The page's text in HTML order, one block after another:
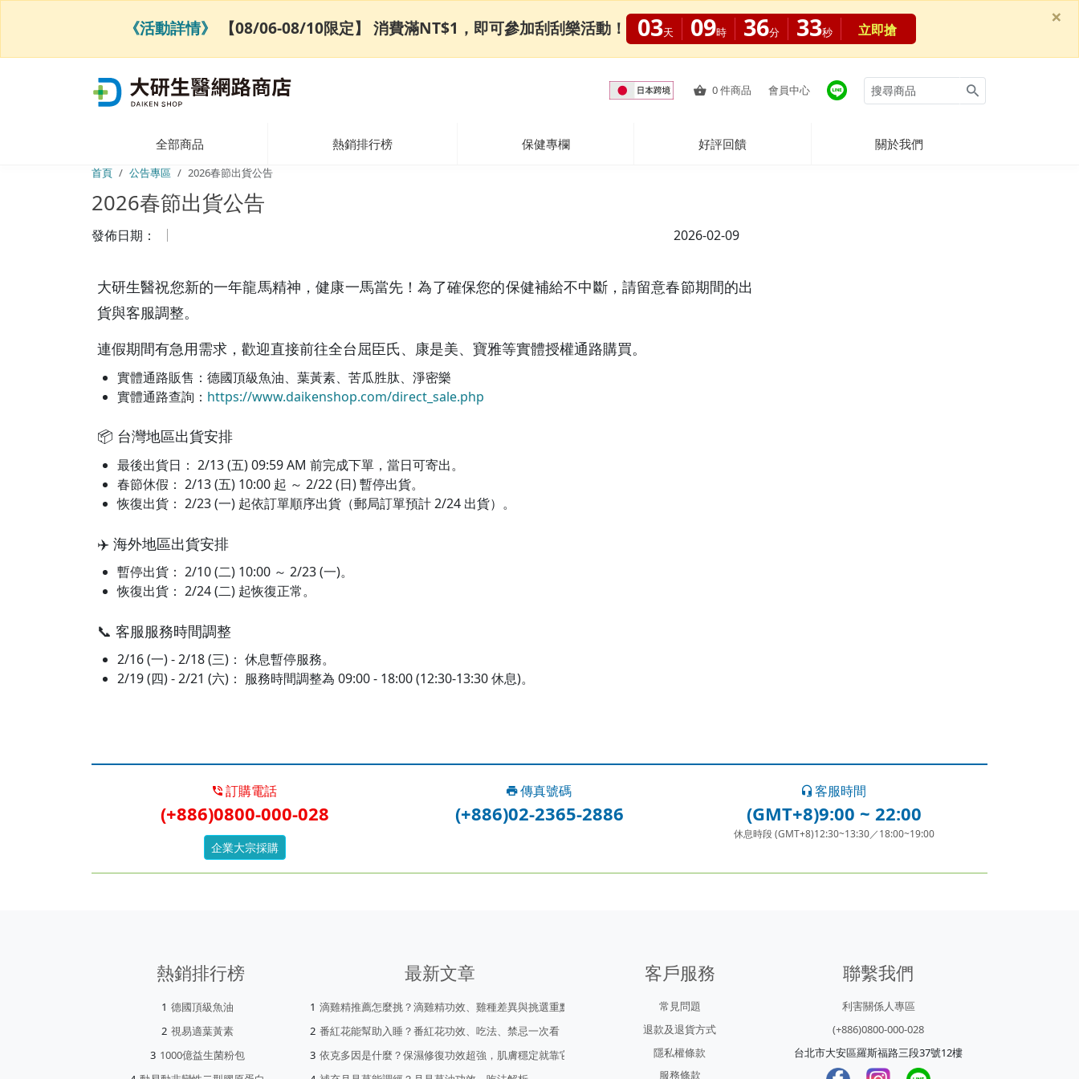
0件商品 會員中心
全部商品 熱銷排行榜 保健專欄 好評回饋 關於我們
首頁 公告專區 2026春節出貨公告
2026春節出貨公告
發佈日期： 2026-02-09
大研生醫祝您新的一年龍馬精神，健康一馬當先！為了確保您的保健補給不中斷，請留意春節期間的出
貨與客服調整。
連假期間有急用需求，歡迎直接前往全台屈臣氏、康是美、寶雅等實體授權通路購買。
實體通路販售：德國頂級魚油、葉黃素、苦瓜胜肽、淨密樂
實體通路查詢： https://www.daikenshop.com/direct_sale.php
📦 台灣地區出貨安排
最後出貨日： 2/13 (五) 09:59 AM 前完成下單，當日可寄出。
春節休假： 2/13 (五) 10:00 起 ～ 2/22 (日) 暫停出貨。
恢復出貨： 2/23 (一) 起依訂單順序出貨（郵局訂單預計 2/24 出貨）。
✈️ 海外地區出貨安排
暫停出貨： 2/10 (二) 10:00 ～ 2/23 (一)。
恢復出貨： 2/24 (二) 起恢復正常。
📞 客服服務時間調整
2/16 (一) - 2/18 (三)： 休息暫停服務。
2/19 (四) - 2/21 (六)： 服務時間調整為 09:00 - 18:00 (12:30-13:30 休息)。
訂購電話
(+886)0800-000-028
企業大宗採購
傳真號碼
(+886)02-2365-2886
客服時間
(GMT+8)9:00 ~ 22:00
休息時段 (GMT+8)12:30~13:30／18:00~19:00
熱銷排行榜
德國頂級魚油
視易適葉黃素
1000億益生菌粉包
最新文章
滴雞精推薦怎麼挑？滴雞精功效、雞種差異與挑選重點
番紅花能幫助入睡？番紅花功效、吃法、禁忌一次看
依克多因是什麼？保濕修復功效超強，肌膚穩定就靠它！
客戶服務
常見問題
退款及退貨方式
隱私權條款
服務條款
聯繫我們
利害關係人專區
(+886)0800-000-028
台北市大安區羅斯福路三段37號12樓
《活動詳情》 【08/06-08/10限定】 消費滿NT$1，即可參加刮刮樂活動！ 03天 09時 36分 33秒 立即搶
×